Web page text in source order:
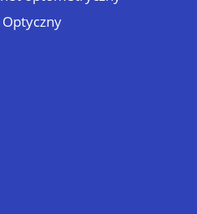
Optyczny